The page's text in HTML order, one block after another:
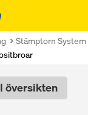
Stämptorn System
översikten